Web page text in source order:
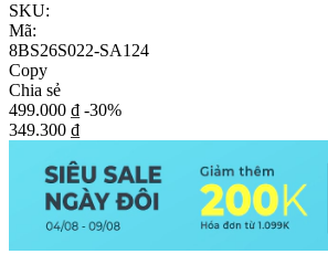
SKU:
Mã:
8BS26S022-SA124
Copy
Chia sẻ
499.000 ₫ -30%
349.300 ₫